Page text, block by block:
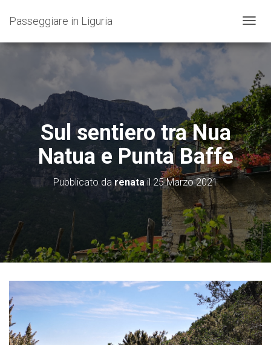
Passeggiare in Liguria
A
A
Z
I
O
N
E
T
O
G
L
E
Sul sentiero tra Nua
Natua e Punta Baffe
Pubblicato da renatail 25 Marzo 2021